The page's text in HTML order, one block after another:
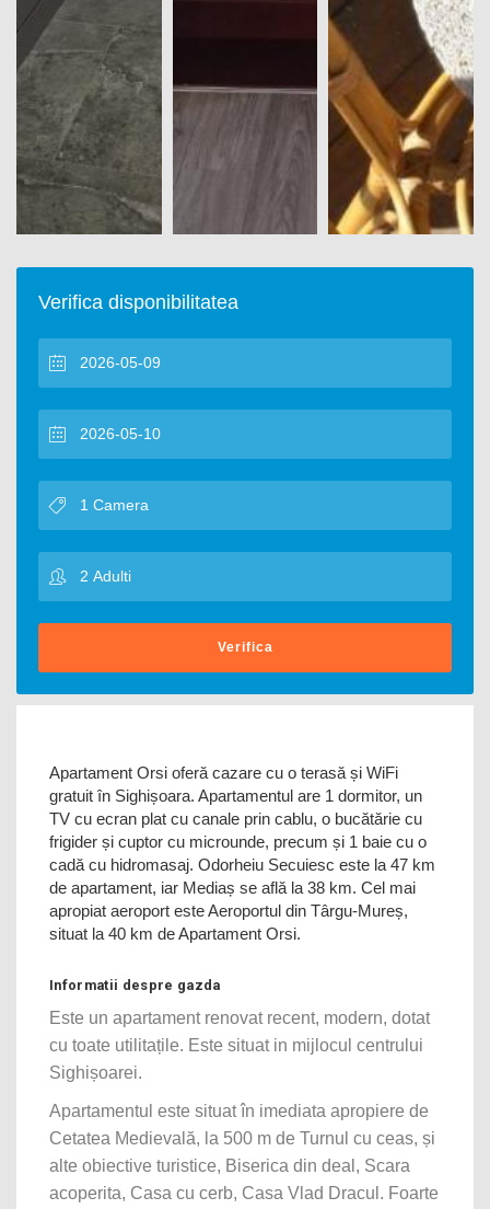
Verifica disponibilitatea
Verifica
Apartament Orsi oferă cazare cu o terasă și WiFi
gratuit în Sighișoara. Apartamentul are 1 dormitor, un
TV cu ecran plat cu canale prin cablu, o bucătărie cu
frigider și cuptor cu microunde, precum și 1 baie cu o
cadă cu hidromasaj. Odorheiu Secuiesc este la 47 km
de apartament, iar Mediaș se află la 38 km. Cel mai
apropiat aeroport este Aeroportul din Târgu-Mureș,
situat la 40 km de Apartament Orsi.
Informatii despre gazda
Este un apartament renovat recent, modern, dotat
cu toate utilitațile. Este situat in mijlocul centrului
Sighișoarei.
Apartamentul este situat în imediata apropiere de
Cetatea Medievală, la 500 m de Turnul cu ceas, și
alte obiective turistice, Biserica din deal, Scara
acoperita, Casa cu cerb, Casa Vlad Dracul. Foarte